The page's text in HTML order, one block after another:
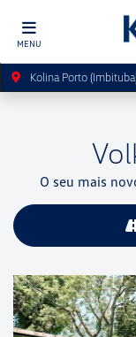
MENU
Kolina Porto
O seu mais